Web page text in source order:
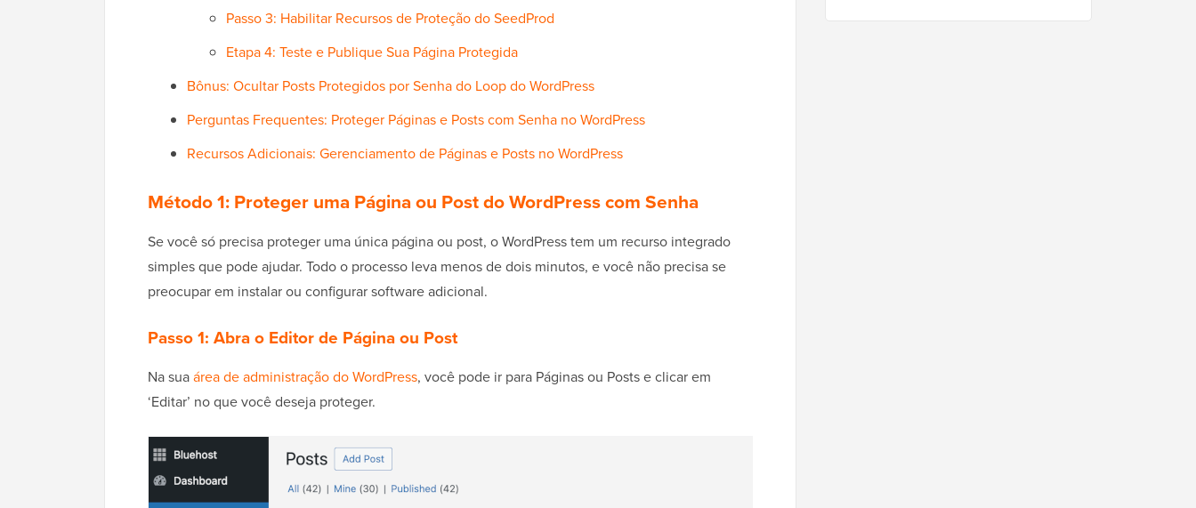
Passo 3: Habilitar Recursos de Proteção do SeedProd
Etapa 4: Teste e Publique Sua Página Protegida
Bônus: Ocultar Posts Protegidos por Senha do Loop do WordPress
Perguntas Frequentes: Proteger Páginas e Posts com Senha no WordPress
Recursos Adicionais: Gerenciamento de Páginas e Posts no WordPress
Método 1: Proteger uma Página ou Post do WordPress com Senha
Se você só precisa proteger uma única página ou post, o WordPress tem um recurso integrado
simples que pode ajudar. Todo o processo leva menos de dois minutos, e você não precisa se
preocupar em instalar ou configurar software adicional.
Passo 1: Abra o Editor de Página ou Post
Na suaárea de administração do WordPress, você pode ir para Páginas ou Posts e clicar em
‘Editar’ no que você deseja proteger.